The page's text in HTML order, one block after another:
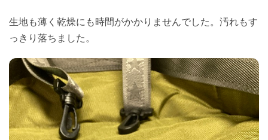
生地も薄く乾燥にも時間がかかりませんでした。汚れもす
っきり落ちました。